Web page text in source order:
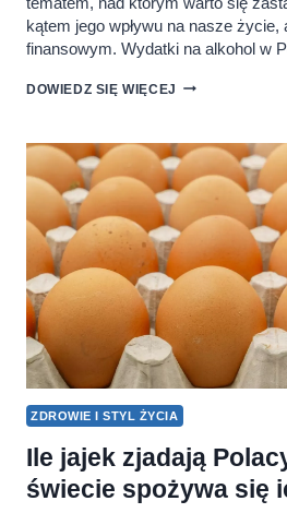
kątem jego wpływu na nasze
finansowym. Wydatki na alkohol w
DOWIEDZ SIĘ WIĘCEJ WYDATKI
POLACY
WYDAJĄ
NA
NAPOJE
ALKOHOLOWE?
ZDROWIE I STYL ŻYCIA
Ile jajek zjadają
świecie spożywa się